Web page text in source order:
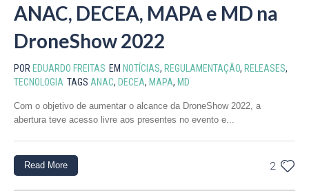
ANAC, DECEA, MAPA e MD na
DroneShow 2022
POR EDUARDO FREITAS EM NOTÍCIAS, REGULAMENTAÇÃO, RELEASES,
TECNOLOGIA TAGS ANAC, DECEA, MAPA, MD
Com o objetivo de aumentar o alcance da DroneShow 2022, a
abertura teve acesso livre aos presentes no evento e...
2
Read More